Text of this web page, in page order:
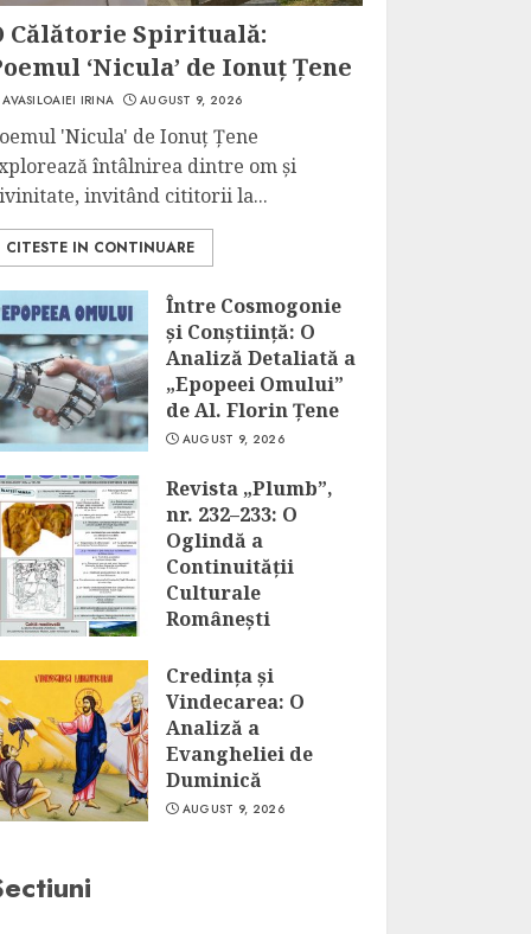
Călătorie Spirituală:
‘Nicula’ de Ionuț Țene
AVASILOAIEI IRINA AUGUST 9, 2026
'Nicula' de Ionuț Țene
întâlnirea dintre om și
invitând cititorii la...
CITESTE IN CONTINUARE
Între Cosmogonie
și Conștiință: O
Analiză Detaliată a
„Epopeei Omului”
de Al. Florin Țene
AUGUST 9, 2026
Revista „Plumb”,
nr. 232–233: O
Oglindă a
Continuității
Culturale
Românești
Credința și
Vindecarea: O
Analiză a
Evangheliei de
Duminică
AUGUST 9, 2026